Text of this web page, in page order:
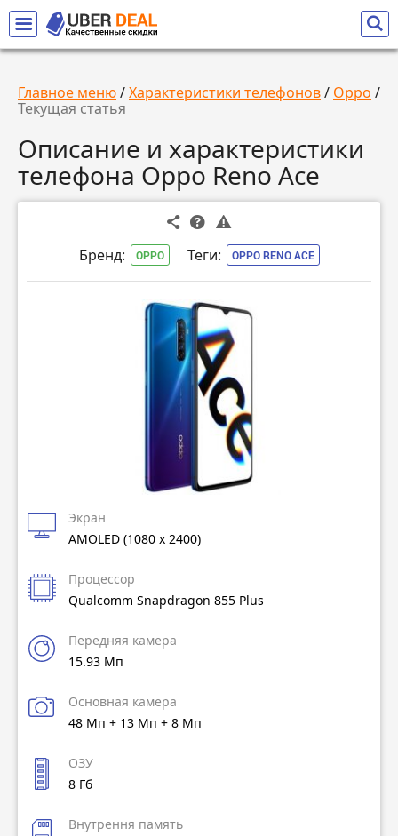
Главное меню/Характеристики телефонов/ Oppo /
Текущая статья
Описание и характеристики
телефона Oppo Reno Ace
Бренд: OPPO Теги: OPPO RENO ACE
Экран
AMOLED (1080 x 2400)
Процессор
Qualcomm Snapdragon 855 Plus
Передняя камера
15.93 Мп
Основная камера
48 Мп + 13 Мп + 8 Мп
ОЗУ
8 Гб
Внутрення память